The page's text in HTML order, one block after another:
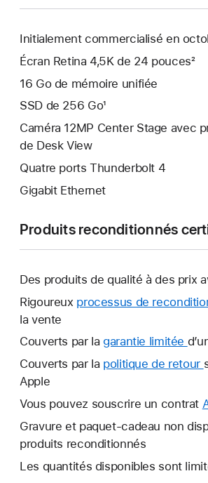
Initialement commercialisé en
Écran Retina 4,5K de 24 pouces²
16 Go de mémoire unifiée
SSD de 256 Go¹
Caméra 12MP Center Stage avec
de Desk View
Quatre ports Thunderbolt 4
Gigabit Ethernet
Produits reconditionnés
Des produits de qualité à des prix
Rigoureux processus de
la vente
Couverts par la garantie limitée
Couverts par la politique de retour
Apple
Vous pouvez souscrire un contrat
Gravure et paquet-cadeau non
produits reconditionnés
Les quantités disponibles sont